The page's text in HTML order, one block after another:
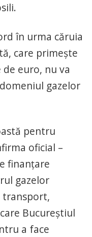
în urma căruia
care primește
euro, nu va
gazelor
pentru
oficial –
finanțare
gazelor
transport,
Bucureștiul
a face